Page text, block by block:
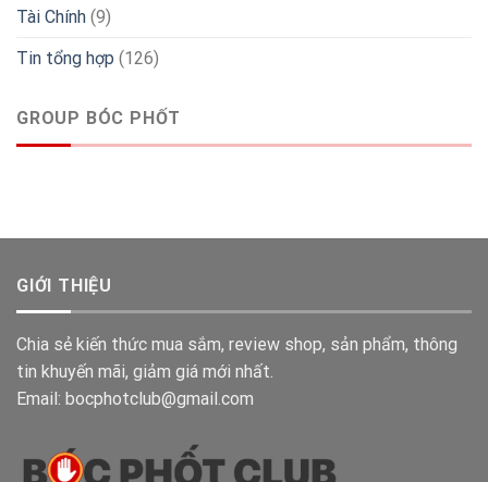
Tài Chính (9)
Tin tổng hợp (126)
GROUP BÓC PHỐT
GIỚI THIỆU
Chia sẻ kiến thức mua sắm, review shop, sản phẩm, thông
tin khuyến mãi, giảm giá mới nhất.
Email: bocphotclub@gmail.com